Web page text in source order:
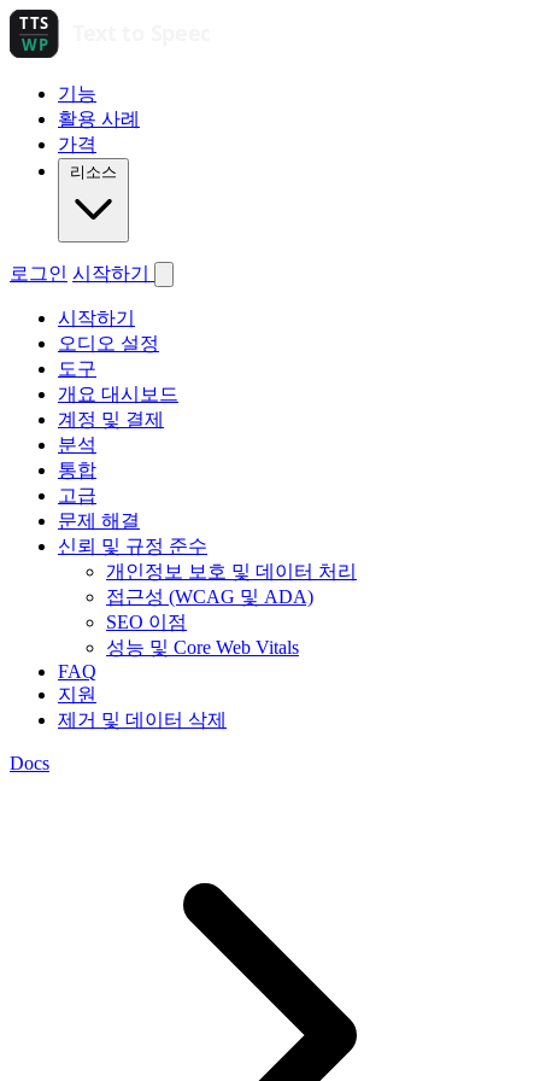
기능
활용 사례
가격
리소스
로그인 시작하기
시작하기
오디오 설정
도구
개요 대시보드
계정 및 결제
분석
통합
고급
문제 해결
신뢰 및 규정 준수
개인정보 보호 및 데이터 처리
접근성 (WCAG 및 ADA)
SEO 이점
성능 및 Core Web Vitals
FAQ
지원
제거 및 데이터 삭제
Docs